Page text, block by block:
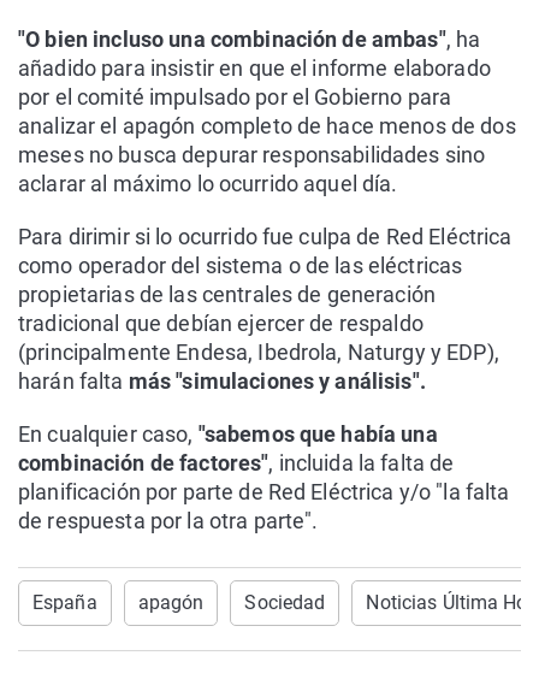
"O bien incluso una combinación de ambas", ha
añadido para insistir en que el informe elaborado
por el comité impulsado por el Gobierno para
analizar el apagón completo de hace menos de dos
meses no busca depurar responsabilidades sino
aclarar al máximo lo ocurrido aquel día.
Para dirimir si lo ocurrido fue culpa de Red Eléctrica
como operador del sistema o de las eléctricas
propietarias de las centrales de generación
tradicional que debían ejercer de respaldo
(principalmente Endesa, Ibedrola, Naturgy y EDP),
harán falta más "simulaciones y análisis".
En cualquier caso, "sabemos que había una
combinación de factores", incluida la falta de
planificación por parte de Red Eléctrica y/o "la falta
de respuesta por la otra parte".
España apagón Sociedad Noticias Última